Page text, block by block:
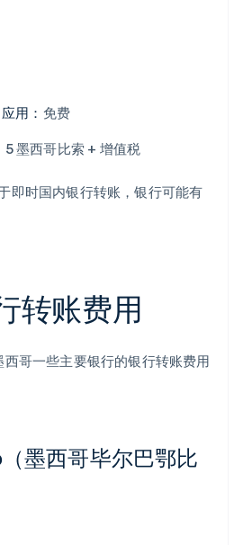
用： 免费
5 墨西哥比索 + 增值税
即时国内银行转账，银行可能有
转账费用
哥一些主要银行的银行转账费用
墨西哥毕尔巴鄂比